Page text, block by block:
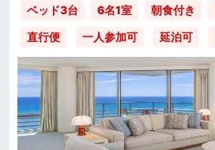
ベッド3台 6名1室 朝食付き
直行便
一人参加可 延泊可